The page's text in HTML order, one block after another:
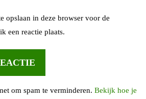
opslaan in deze browser voor de
een reactie plaats.
om spam te verminderen. Bekijk hoe je